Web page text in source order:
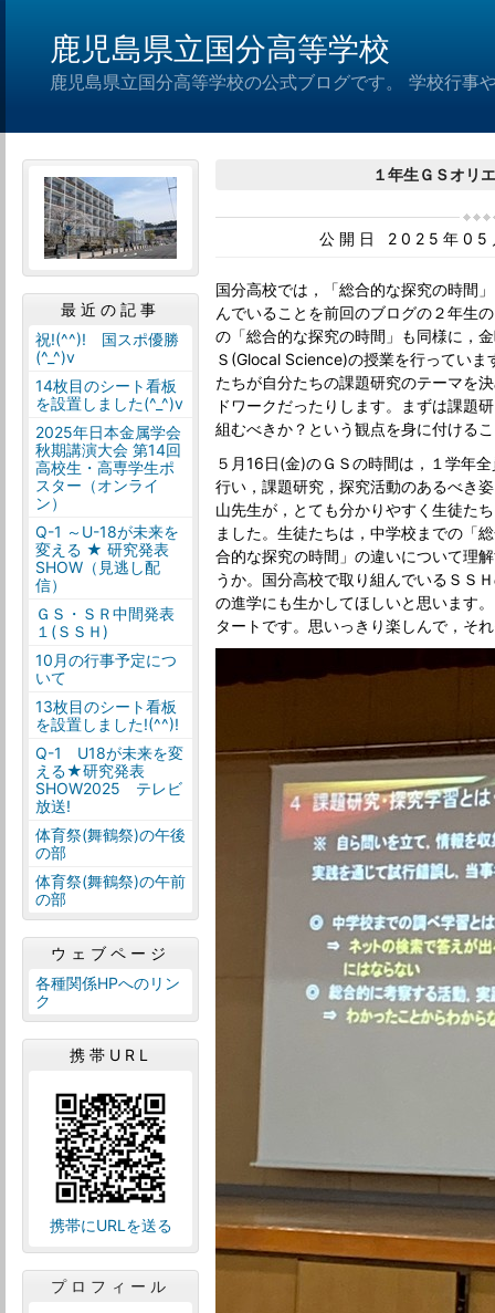
鹿児島県立国分高等学校
鹿児島県立国分高等学校の公式ブログです。 学校行事
１年生ＧＳオリ
公開日 2025年05
国分高校では，「総合的な探究の時間
んでいることを前回のブログの２年生
の「総合的な探究の時間」も同様に，
Ｓ(Glocal Science)の授業を行ってい
たちが自分たちの課題研究のテーマを
ドワークだったりします。まずは課題
組むべきか？という観点を身に付ける
５月16日(金)のＧＳの時間は，１学年
行い，課題研究，探究活動のあるべき
山先生が，とても分かりやすく生徒た
ました。生徒たちは，中学校までの「
合的な探究の時間」の違いについて理
うか。国分高校で取り組んでいるＳＳ
の進学にも生かしてほしいと思います
タートです。思いっきり楽しんで，そ
最近の記事
祝!(^^)! 国スポ優勝
(^_^)v
14枚目のシート看板
を設置しました(^_^)v
2025年日本金属学会
秋期講演大会 第14回
高校生・高専学生ポ
スター（オンライ
ン）
Q-1 ～U-18が未来を
変える ★ 研究発表
SHOW（見逃し配
信）
ＧＳ・ＳＲ中間発表
１(ＳＳＨ)
10月の行事予定につ
いて
13枚目のシート看板
を設置しました!(^^)!
Q-1 U18が未来を変
える★研究発表
SHOW2025 テレビ
放送!
体育祭(舞鶴祭)の午後
の部
体育祭(舞鶴祭)の午前
の部
ウェブページ
各種関係HPへのリン
ク
携帯URL
携帯にURLを送る
プロフィール